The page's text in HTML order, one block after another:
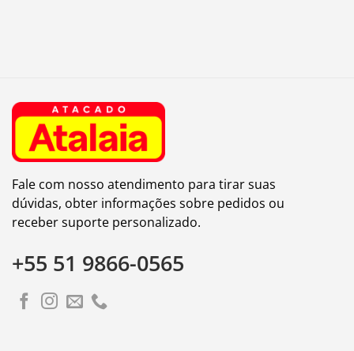
Fale com nosso atendimento para tirar suas
dúvidas, obter informações sobre pedidos ou
receber suporte personalizado.
+55 51 9866-0565